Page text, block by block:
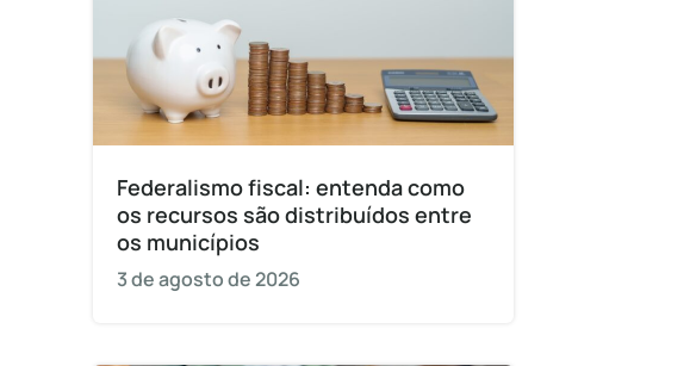
Federalismo fiscal: entenda como
os recursos são distribuídos entre
os municípios
3 de agosto de 2026